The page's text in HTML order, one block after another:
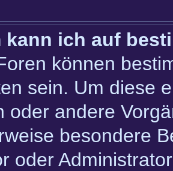
kann ich auf
können
sein. Um diese
oder andere
besondere
oder